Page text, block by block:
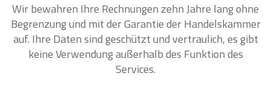
Wir bewahren Ihre Rechnungen zehn Jahre lang ohne
Begrenzung und mit der Garantie der Handelskammer
auf. Ihre Daten sind geschützt und vertraulich, es gibt
keine Verwendung außerhalb des Funktion des
Services.